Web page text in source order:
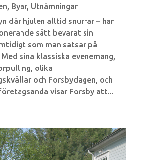
, Byar, Utnämningar
där hjulen alltid snurrar – har
sätt bevarat sin
som man satsar på
sina klassiska evenemang,
olika
och Forsbydagen, och
visar Forsby att...